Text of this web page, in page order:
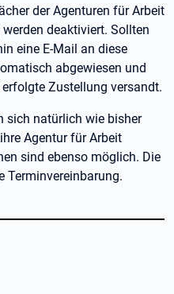
der Agenturen für Arbeit
deaktiviert. Sollten
eine E-Mail an diese
abgewiesen und
Zustellung versandt.
sich natürlich wie bisher
Agentur für Arbeit
sind ebenso möglich. Die
Terminvereinbarung.